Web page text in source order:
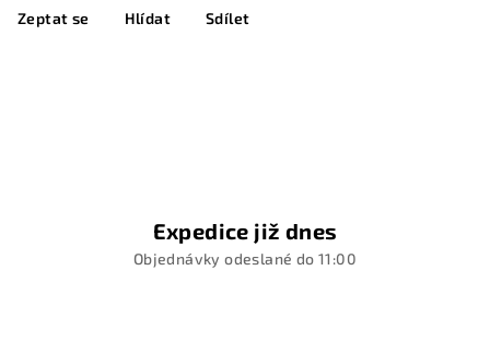
Zeptat se Hlídat Sdílet
Expedice již dnes
Objednávky odeslané do 11:00